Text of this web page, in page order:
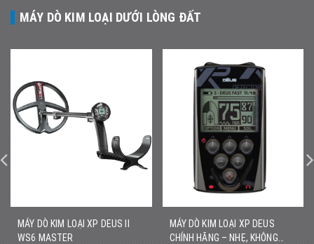
MÁY DÒ KIM LOẠI DƯỚI LÒNG ĐẤT
MÁY DÒ KIM LOẠI XP DEUS II
WS6 MASTER
MÁY DÒ KIM LOẠI XP DEUS
CHÍNH HÃNG – NHẸ, KHÔNG